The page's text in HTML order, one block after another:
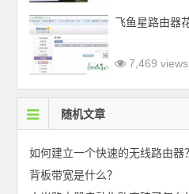
飞鱼星路由器
7,469 views
随机文章
如何建立一个快速的无线路由器？
背板带宽是什么？